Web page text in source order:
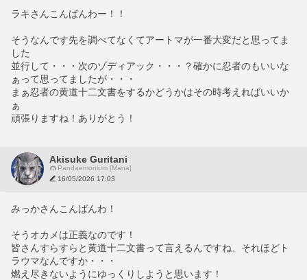
ラキさんこんばんわー！！
そうなんです先を調べてなくてアートマが一番大変だと思ってま
した
並行して・・・次のゾディアック・・・？確かに忍者のもいいな
ぁって思ってましたが・・・
まぁ忍者の黄道十二文書をするかどうかはその時考えればいいか
ぁ
頑張りますね！ありがとう！
Akisuke Guritani
Pandaemonium [Mana]
16/05/2026 17:03
みっかさんこんばんわ！
そうオカメは正義なのです！
皆さんすらすらと黄道十二文書って言えるんですね、それほどト
ラウマなんですか・・・
燃え尽きないようにゆっくりしようと思います！